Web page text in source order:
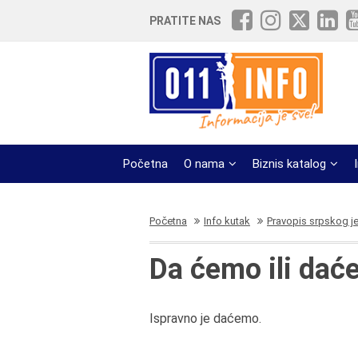
PRATITE NAS
Početna O nama Biznis katalog
Početna Info kutak Pravopis srpskog
Da ćemo ili
Ispravno je daćemo.